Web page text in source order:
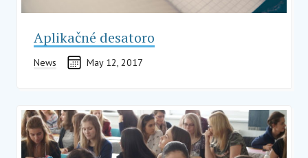
Aplikačné desatoro
News May 12, 2017